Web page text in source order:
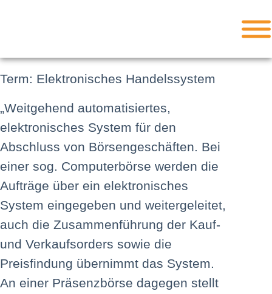
Term: Elektronisches Handelssystem
„Weitgehend automatisiertes,
elektronisches System für den
Abschluss von Börsengeschäften. Bei
einer sog. Computerbörse werden die
Aufträge über ein elektronisches
System eingegeben und weitergeleitet,
auch die Zusammenführung der Kauf-
und Verkaufsorders sowie die
Preisfindung übernimmt das System.
An einer Präsenzbörse dagegen stellt